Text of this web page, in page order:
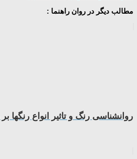
مطالب دیگر در روان راهنما :
روانشناسی رنگ و تاثیر انواع رنگها